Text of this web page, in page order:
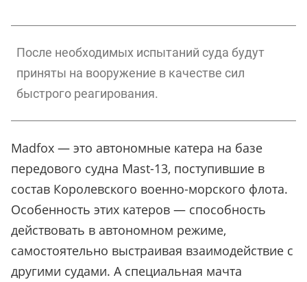
После необходимых испытаний суда будут
приняты на вооружение в качестве сил
быстрого реагирования.
Madfox — это автономные катера на базе
передового судна Mast-13, поступившие в
состав Королевского военно-морского флота.
Особенность этих катеров — способность
действовать в автономном режиме,
самостоятельно выстраивая взаимодействие с
другими судами. А специальная мачта